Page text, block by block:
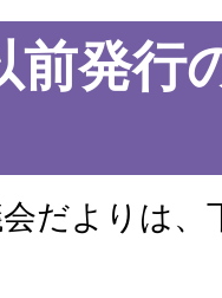
発行
だよりは、